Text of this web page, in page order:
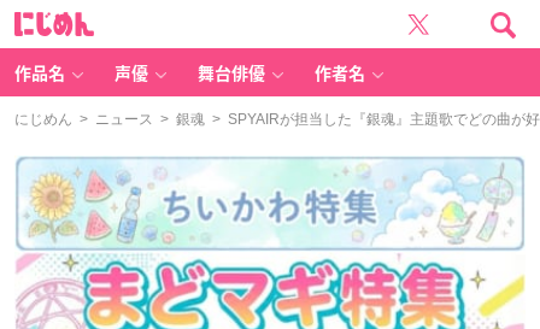
作品名 声優 舞台俳優 作者名
にじめん > ニュース > 銀魂 > SPYAIRが担当した『銀魂』主題歌でどの曲が